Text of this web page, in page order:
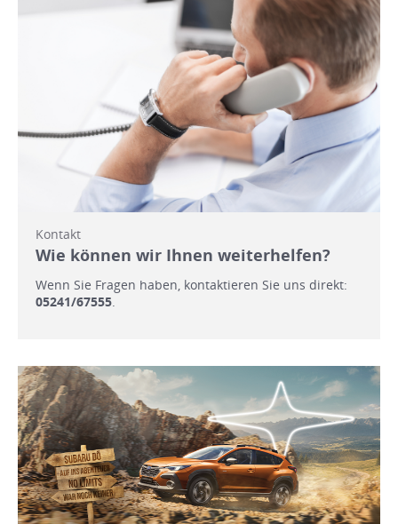
Kontakt
Wie können wir Ihnen weiterhelfen?
Wenn Sie Fragen haben, kontaktieren Sie uns direkt:
05241/67555.